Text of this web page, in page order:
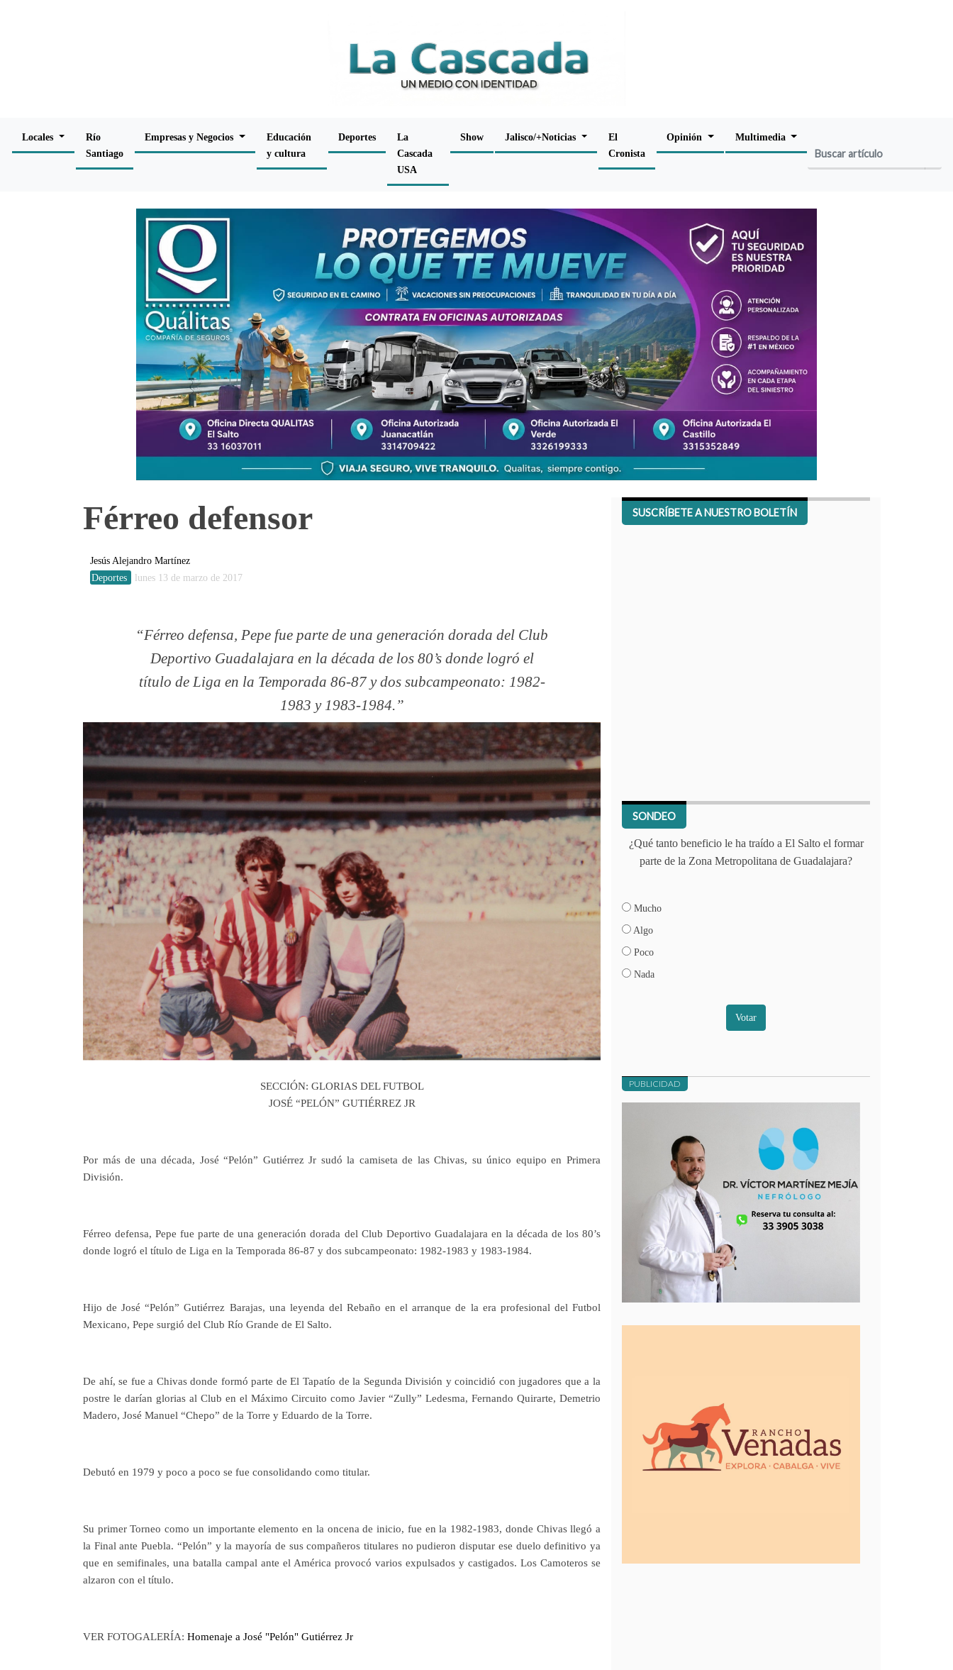
Locales
Río
Santiago
Empresas y Negocios
Educación
y cultura
Deportes
La
Cascada
USA
Show Jalisco/+Noticias
El
Cronista
Opinión Multimedia
Férreo defensor
Jesús Alejandro Martínez
Deportes
lunes 13 de marzo de 2017
Férreo defensa, Pepe fue parte de una generación dorada del Club
Deportivo Guadalajara en la década de los 80’s donde logró el
título de Liga en la Temporada 86-87 y dos subcampeonato: 1982-
1983 y 1983-1984.
SECCIÓN: GLORIAS DEL FUTBOL
JOSÉ “PELÓN” GUTIÉRREZ JR
Por más de una década, José “Pelón” Gutiérrez Jr sudó la camiseta de las Chivas, su único equipo en Primera
División.
Férreo defensa, Pepe fue parte de una generación dorada del Club Deportivo Guadalajara en la década de los 80’s
donde logró el título de Liga en la Temporada 86-87 y dos subcampeonato: 1982-1983 y 1983-1984.
Hijo de José “Pelón” Gutiérrez Barajas, una leyenda del Rebaño en el arranque de la era profesional del Futbol
Mexicano, Pepe surgió del Club Río Grande de El Salto.
De ahí, se fue a Chivas donde formó parte de El Tapatío de la Segunda División y coincidió con jugadores que a la
postre le darían glorias al Club en el Máximo Circuito como Javier “Zully” Ledesma, Fernando Quirarte, Demetrio
Madero, José Manuel “Chepo” de la Torre y Eduardo de la Torre.
Debutó en 1979 y poco a poco se fue consolidando como titular.
Su primer Torneo como un importante elemento en la oncena de inicio, fue en la 1982-1983, donde Chivas llegó a
la Final ante Puebla. “Pelón” y la mayoría de sus compañeros titulares no pudieron disputar ese duelo definitivo ya
que en semifinales, una batalla campal ante el América provocó varios expulsados y castigados. Los Camoteros se
alzaron con el título.
VER FOTOGALERÍA: Homenaje a José "Pelón" Gutiérrez Jr
SUSCRÍBETE A NUESTRO BOLETÍN
SONDEO
¿Qué tanto beneficio le ha traído a El Salto el formar
parte de la Zona Metropolitana de Guadalajara?
Mucho
Algo
Poco
Nada
Votar
PUBLICIDAD